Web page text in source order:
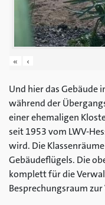
« ‹
Und hier das Gebäude
während der
einer ehemaligen
seit 1953 vom LWV-
wird. Die
Gebäudeflügels. Die
komplett für die
Besprechungsraum